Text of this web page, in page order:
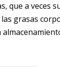
que a veces
grasas